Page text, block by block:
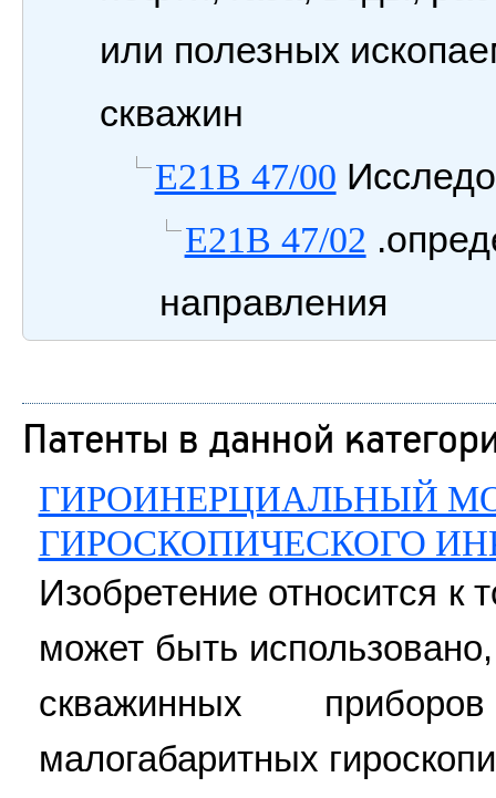
или полезных
скважин
E21B 47/00
E21B 47/02
направления
Патенты в данной
ГИРОИНЕРЦИАЛЬНЫЙ
ГИРОСКОПИЧЕСКОГО
Изобретение относится к
может быть
скважинных
малогабаритных